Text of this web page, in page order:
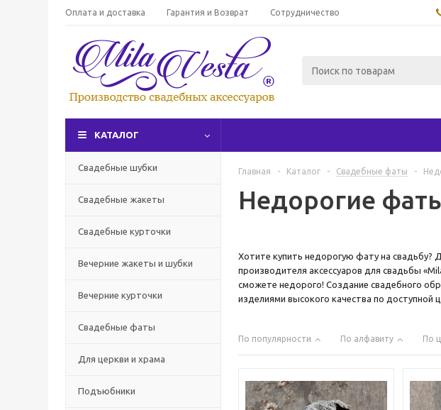
Оплата и доставка Гарантия и Возврат Сотрудничество
КАТАЛОГ
Свадебные шубки
Свадебные жакеты
Свадебные курточки
Вечерние жакеты и шубки
Вечерние курточки
Свадебные фаты
Для церкви и храма
Подъюбники
Главная - Каталог - Свадебные фаты -
Недорогие
Хотите купить недорогую фату на свадьбу?
производителя аксессуаров для свадьбы
сможете недорого! Создание свадебного
изделиями высокого качества по доступной
По популярности По алфавиту По